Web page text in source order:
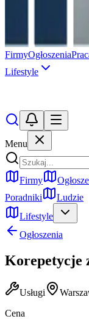
FirmyOgłoszenia
Lifestyle
Menu
Firmy
Poradniki
Ludzie
Lifestyle
Ogłoszenia
Korepetycje
Usługi
Cena